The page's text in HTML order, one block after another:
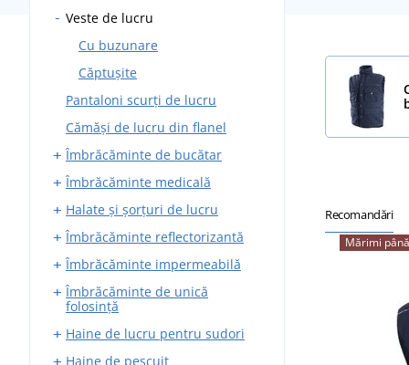
Costume de lucru
Salopete de lucru
Pantaloni standard
Pantaloni cu bretele
Veste de lucru
Cu buzunare
Căptușite
Pantaloni scurți de lucru
Cămăși de lucru din flanel
Îmbrăcăminte de bucătar
Pantaloni de lucru
Șorțuri
Halate
Cămăși și bluze
Tunică rondon pentru
bucătari
Bonete pentru bucătari
Veste și hanorace
Îmbrăcăminte medicală
Bluze și cămăși medicale
Halate medicale
Pantaloni medicali
Veste și hanorace medicale
Halate și șorțuri de lucru
Șorțuri pentru fierari
Șorțuri pentru sudori
Îmbrăcăminte reflectorizantă
Veste reflectorizante
Geci reflectorizante
Tricouri reflectorizante
Hanorace reflectorizante
Îmbrăcăminte impermeabilă
Pelerine de ploaie
Combinezoane impermeabile
Bluze impermeabile
Îmbrăcăminte de unică
folosință
Bonete de unică folosință
Combinezoane de unică
Haine de lucru pentru sudori
Mănuși de sudură
Haine de pescuit
Recomandări
Mărimi